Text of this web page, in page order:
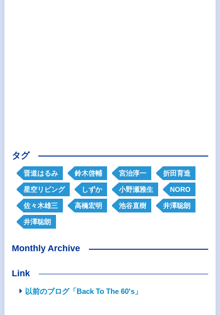
タグ
晋道はるみ 鈴木啓輔 宮治淳一 折田育造
星空リビング しずか 小野瀬雅生 NORO
佐々木雄三 高橋宏明 池谷直樹 井澤聡朗
井澤聡朗
Monthly Archive
Link
以前のブログ「Back To The 60's」